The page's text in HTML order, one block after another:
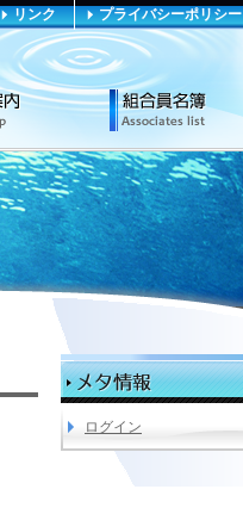
リンク プライバシーポリシー
ログイン